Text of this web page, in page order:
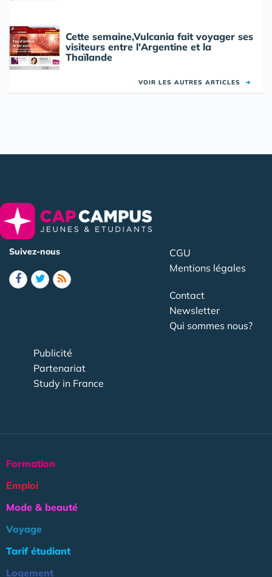
Cette semaine,Vulcania fait voyager ses
visiteurs entre l'Argentine et la
Thaïlande
VOIR LES AUTRES ARTICLES ➜
Suivez-nous
CGU
Mentions légales
Contact
Newsletter
Qui sommes nous?
Publicité
Partenariat
Study in France
Formation
Emploi
Mode & beauté
Voyage
Tarif étudiant
Logement